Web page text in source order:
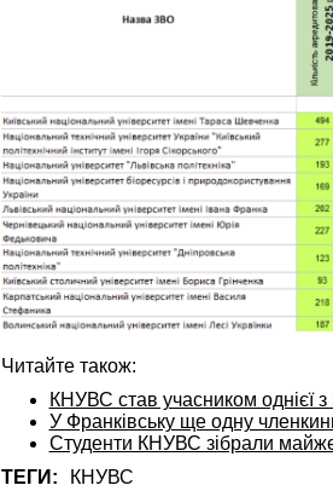
Читайте також:
КНУВС став учасником однієї
У Франківську ще одну
Студенти КНУВС зібрали
ТЕГИ:
КНУВС